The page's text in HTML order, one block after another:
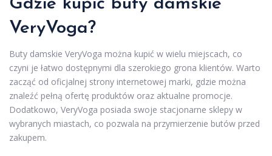
Gdzie kupić buty damskie
VeryVoga?
Buty damskie VeryVoga można kupić w wielu miejscach, co
czyni je łatwo dostępnymi dla szerokiego grona klientów. Warto
zacząć od oficjalnej strony internetowej marki, gdzie można
znaleźć pełną ofertę produktów oraz aktualne promocje.
Dodatkowo, VeryVoga posiada swoje stacjonarne sklepy w
wybranych miastach, co pozwala na przymierzenie butów przed
zakupem.